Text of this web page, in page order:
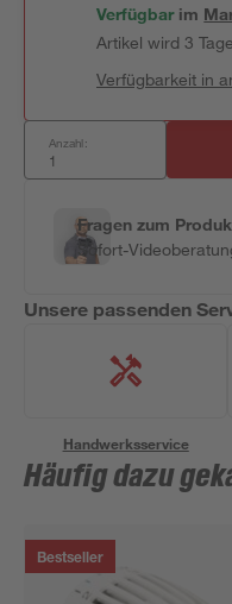
Verfügbar im
Artikel wird 3
Verfügbarkeit in
Anzahl:
Fragen zum
Sofort-
Unsere passenden
Handwerksservice
Häufig dazu
Bestseller